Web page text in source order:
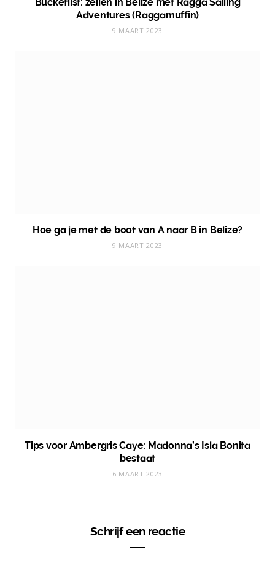
Adventures (Raggamuffin)
9 MAART 2023
Hoe ga je met de boot van A naar B in Belize?
9 MAART 2023
Tips voor Ambergris Caye: Madonna’s Isla Bonita
bestaat
6 MAART 2023
Schrijf een reactie